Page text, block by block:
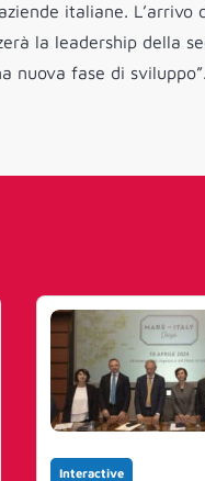
italiane. L’arrivo
la leadership della
nuova fase di sviluppo”.
Interactive